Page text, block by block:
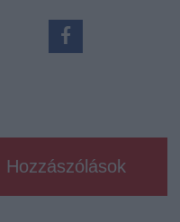
Hozzászólások